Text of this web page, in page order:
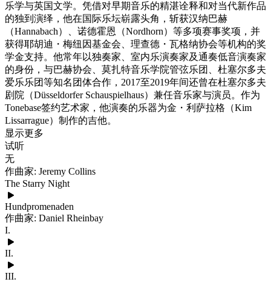
乐学与英国文学。凭借对早期音乐的精湛诠释和对当代新作品
的独到演绎，他在国际乐坛崭露头角，斩获汉纳巴赫
（Hannabach）、诺德霍恩（Nordhorn）等多项赛事奖项，并
获得耶胡迪・梅纽因基金会、理查德・瓦格纳协会等机构的奖
学金支持。他常年以独奏家、室内乐演奏家及通奏低音演奏家
的身份，与巴赫协会、莫扎特音乐学院管弦乐团、杜塞尔多夫
爱乐乐团等知名团体合作，2017至2019年间还曾在杜塞尔多夫
剧院（Düsseldorfer Schauspielhaus）兼任音乐家与演员。作为
Tonebase签约艺术家，他演奏的乐器为金・利萨拉格（Kim
Lissarrague）制作的吉他。
显示更多
试听
无
作曲家: Jeremy Collins
The Starry Night
Hundpromenaden
作曲家: Daniel Rheinbay
I.
II.
III.